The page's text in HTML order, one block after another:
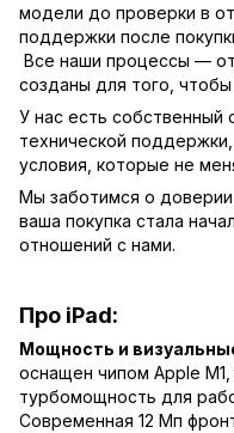
модели до проверки в
поддержки после
Все наши процессы —
созданы для того,
У нас есть собственный
технической
условия, которые не
Мы заботимся о
ваша покупка стала
отношений с нами.
Про iPad:
Мощность и
оснащен чипом Apple
турбомощность для
Современная 12 Мп